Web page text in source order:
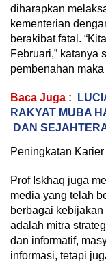
diharapkan
kementerian
berakibat fatal.
Februari,” katanya
pembenahan
Baca Juga :
RAKYAT MUBA
DAN
Peningkatan
Prof Iskhaq juga
media yang telah
berbagai
adalah mitra
dan informatif,
informasi, tetapi